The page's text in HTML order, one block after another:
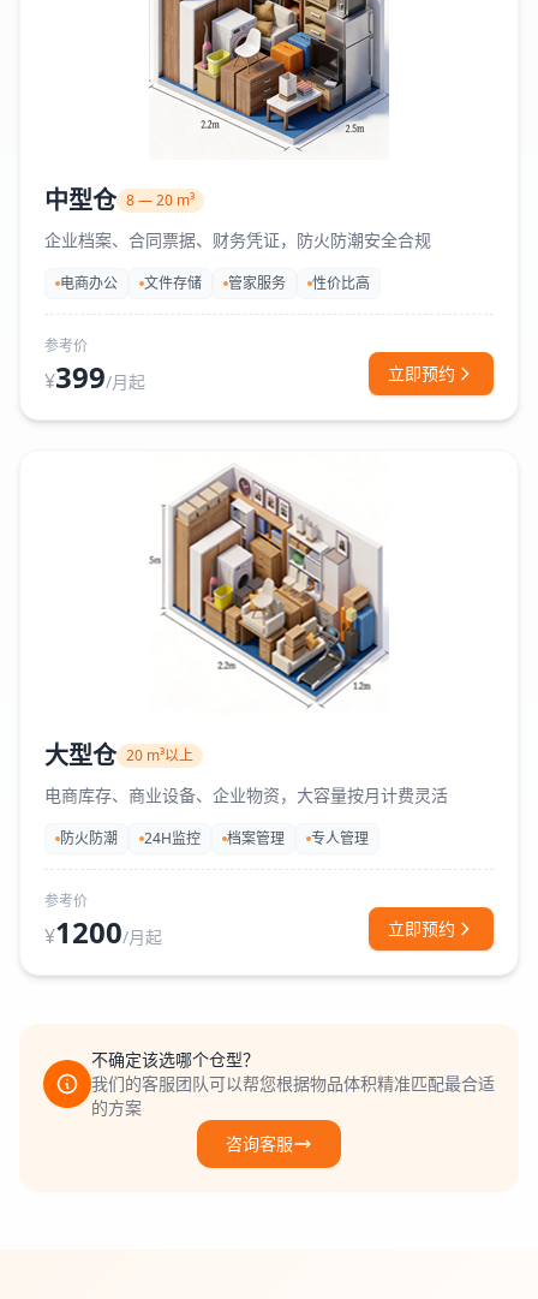
中型仓 8 — 20 m³
企业档案、合同票据、财务凭证，防火防潮安全合规
电商办公 文件存储 管家服务 性价比高
参考价
¥399/月起 立即预约
大型仓 20 m³以上
电商库存、商业设备、企业物资，大容量按月计费灵活
防火防潮 24H监控 档案管理 专人管理
参考价
¥1200/月起 立即预约
不确定该选哪个仓型？
我们的客服团队可以帮您根据物品体积精准匹配最合适
的方案
咨询客服